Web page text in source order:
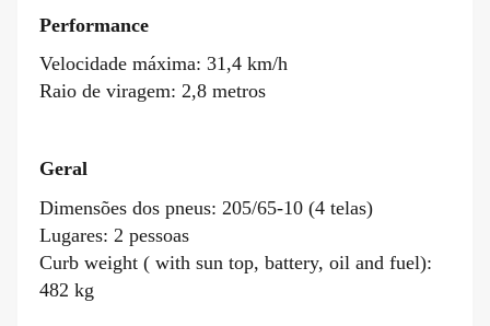
Performance
Velocidade máxima: 31,4 km/h
Raio de viragem: 2,8 metros
Geral
Dimensões dos pneus: 205/65-10 (4 telas)
Lugares: 2 pessoas
Curb weight ( with sun top, battery, oil and fuel):
482 kg